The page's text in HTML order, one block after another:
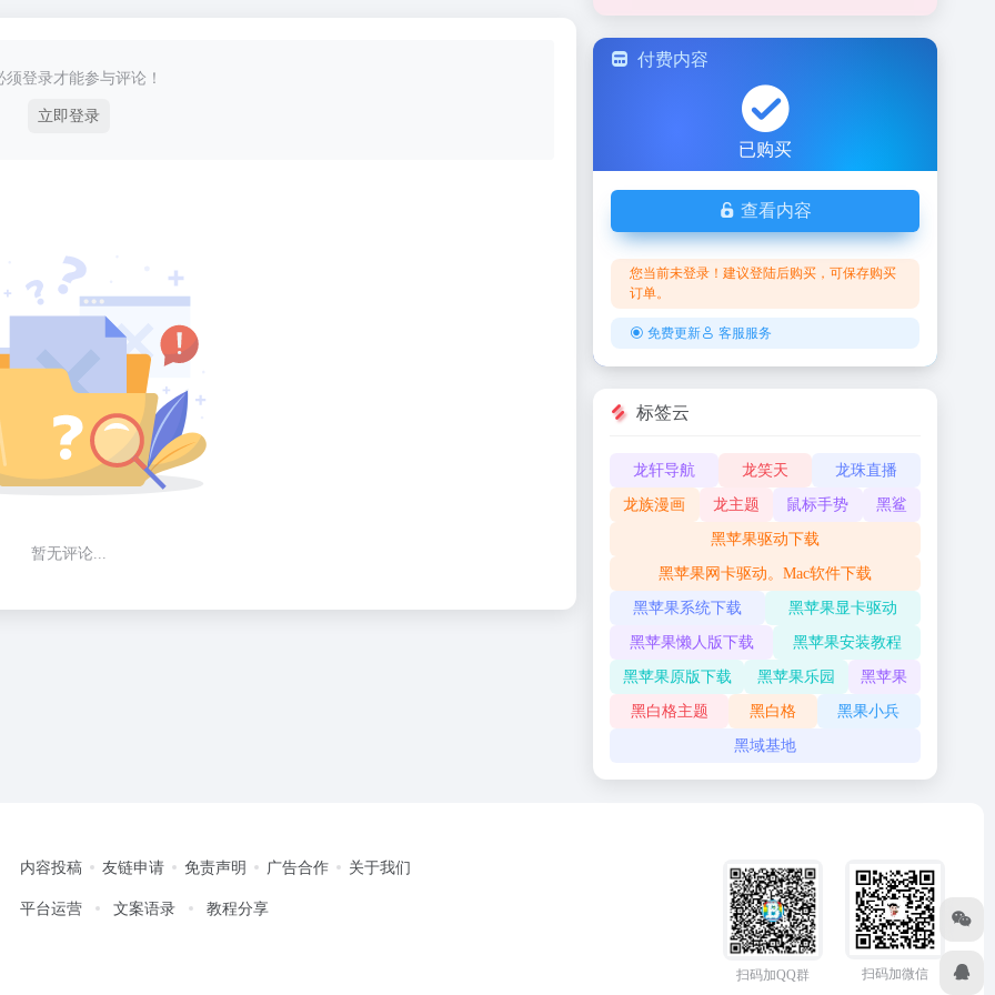
须登录才能参与评论！
立即登录
暂无评论...
付费内容
已购买
查看内容
您当前未登录！建议登陆后购买，可保存购买
订单。
免费更新 客服服务
标签云
龙轩导航 龙笑天 龙珠直播
龙族漫画 龙主题 鼠标手势 黑鲨
黑苹果驱动下载
黑苹果网卡驱动。Mac软件下载
黑苹果系统下载 黑苹果显卡驱动
黑苹果懒人版下载 黑苹果安装教程
黑苹果原版下载 黑苹果乐园 黑苹果
黑白格主题 黑白格 黑果小兵
黑域基地
内容投稿 友链申请 免责声明 广告合作 关于我们
平台运营 文案语录 教程分享
扫码加QQ群 扫码加微信